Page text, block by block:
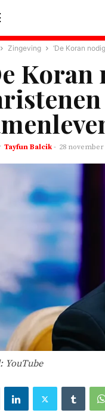
Zingeving ‘De Koran
Tayfun Balcik - 28 november
YouTube